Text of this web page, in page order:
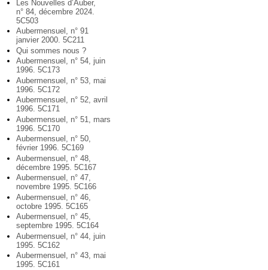
Les Nouvelles d’Auber,
n° 84, décembre 2024.
5C503
Aubermensuel, n° 91
janvier 2000. 5C211
Qui sommes nous ?
Aubermensuel, n° 54, juin
1996. 5C173
Aubermensuel, n° 53, mai
1996. 5C172
Aubermensuel, n° 52, avril
1996. 5C171
Aubermensuel, n° 51, mars
1996. 5C170
Aubermensuel, n° 50,
février 1996. 5C169
Aubermensuel, n° 48,
décembre 1995. 5C167
Aubermensuel, n° 47,
novembre 1995. 5C166
Aubermensuel, n° 46,
octobre 1995. 5C165
Aubermensuel, n° 45,
septembre 1995. 5C164
Aubermensuel, n° 44, juin
1995. 5C162
Aubermensuel, n° 43, mai
1995. 5C161